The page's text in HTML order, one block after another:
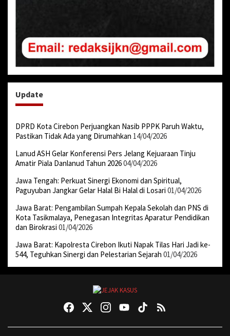
Update
DPRD Kota Cirebon Perjuangkan Nasib PPPK Paruh Waktu,
Pastikan Tidak Ada yang Dirumahkan 14/04/2026
Lanud ASH Gelar Konferensi Pers Jelang Kejuaraan Tinju
Amatir Piala Danlanud Tahun 202604/04/2026
Jawa Tengah: Perkuat Sinergi Ekonomi dan Spiritual,
Paguyuban Jangkar Gelar Halal Bi Halal di Losari 01/04/2026
Jawa Barat: Pengambilan Sumpah Kepala Sekolah dan PNS di
Kota Tasikmalaya, Penegasan Integritas Aparatur Pendidikan
dan Birokrasi 01/04/2026
Jawa Barat: Kapolresta Cirebon Ikuti Napak Tilas Hari Jadi ke-
544, Teguhkan Sinergi dan Pelestarian Sejarah 01/04/2026